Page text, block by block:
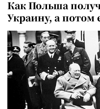
Как Польша
Украину, а потом